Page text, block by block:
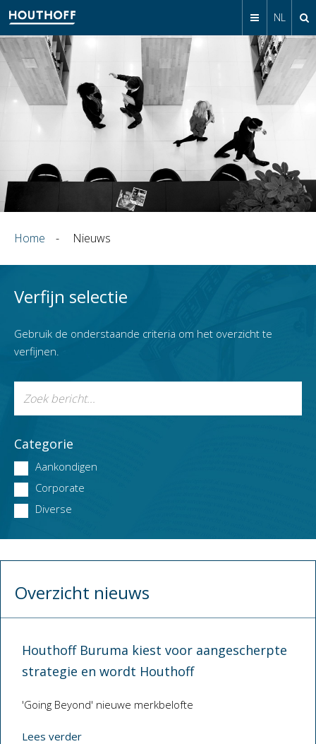
NL
Home - Nieuws
Verfijn selectie
Gebruik de onderstaande criteria om het overzicht te
verfijnen.
Categorie
Aankondigen
Corporate
Diverse
Overzicht nieuws
Houthoff Buruma kiest voor aangescherpte
strategie en wordt Houthoff
'Going Beyond' nieuwe merkbelofte
Lees verder